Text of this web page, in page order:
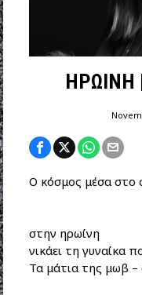
HΡΩΙΝΗ
Ο κόσμος μέσα
στην ηρωίνη
νικάει τη γυναίκα
Τα μάτια της μωβ